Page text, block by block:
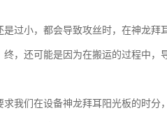
过小，都会导致攻丝时，在神龙拜
，还可能是因为在搬运的过程中，
我们在设备神龙拜耳阳光板的时分